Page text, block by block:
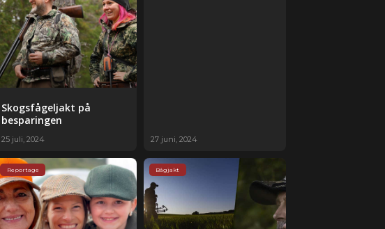
Skogsfågeljakt på
besparingen
25 juli, 2024 27 juni, 2024
Reportage Bågjakt